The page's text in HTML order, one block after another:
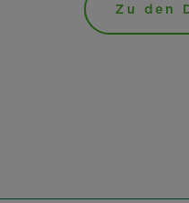
Zu den